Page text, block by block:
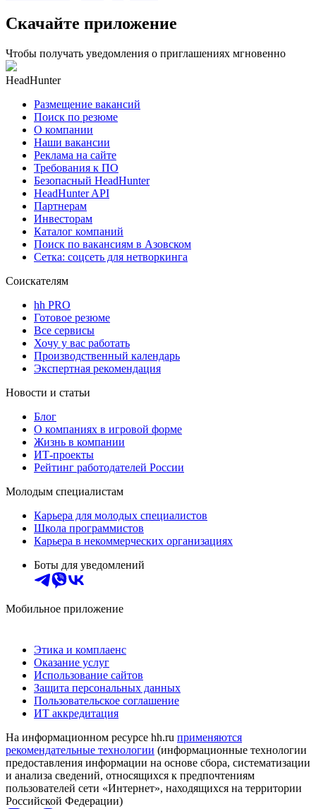
Скачайте приложение
Чтобы получать уведомления о приглашениях мгновенно
HeadHunter
Размещение вакансий
Поиск по резюме
О компании
Наши вакансии
Реклама на сайте
Требования к ПО
Безопасный HeadHunter
HeadHunter API
Партнерам
Инвесторам
Каталог компаний
Поиск по вакансиям в Азовском
Сетка: соцсеть для нетворкинга
Соискателям
hh PRO
Готовое резюме
Все сервисы
Хочу у вас работать
Производственный календарь
Экспертная рекомендация
Новости и статьи
Блог
О компаниях в игровой форме
Жизнь в компании
ИТ-проекты
Рейтинг работодателей России
Молодым специалистам
Карьера для молодых специалистов
Школа программистов
Карьера в некоммерческих организациях
Боты для уведомлений
Мобильное приложение
Этика и комплаенс
Оказание услуг
Использование сайтов
Защита персональных данных
Пользовательское соглашение
ИТ аккредитация
На информационном ресурсе hh.ru применяются
рекомендательные технологии (информационные технологии
предоставления информации на основе сбора, систематизации
и анализа сведений, относящихся к предпочтениям
пользователей сети «Интернет», находящихся на территории
Российской Федерации)